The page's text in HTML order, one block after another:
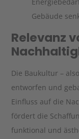
Gebäude
Relevanz
Die Baukultur –
entworfen und
Einfluss auf die
fördert die
funktional und